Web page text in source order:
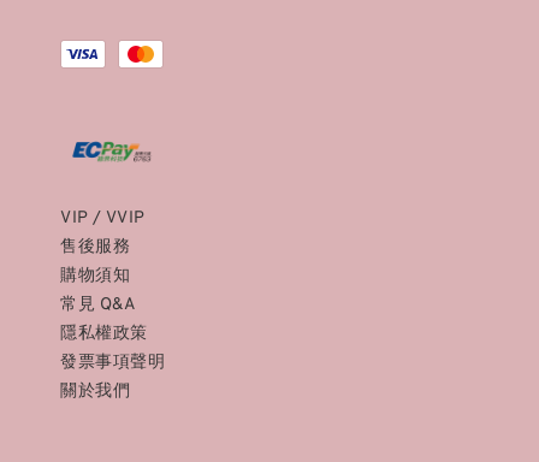
VIP / VVIP
售後服務
購物須知
常見 Q&A
隱私權政策
發票事項聲明
關於我們